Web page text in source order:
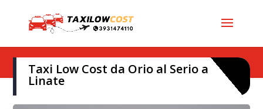
Taxi Low Cost da Orio al Serio a
Linate